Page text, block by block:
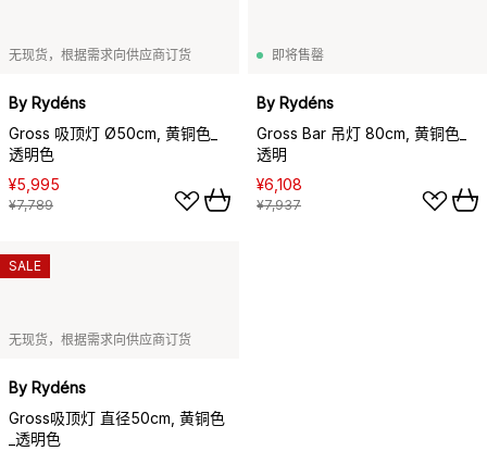
无现货，根据需求向供应商订货
By Rydéns
Gross 吸顶灯 Ø50cm, 黄铜色_
透明色
¥5,995
¥7,789
即将售罄
By Rydéns
Gross Bar 吊灯 80cm, 黄铜色_
透明
¥6,108
¥7,937
无现货，根据需求向供应商订货
By Rydéns
Gross吸顶灯 直径50cm, 黄铜色
_透明色
SALE